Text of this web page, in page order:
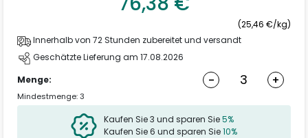
(25,46 €/kg)
Innerhalb von 72 Stunden zubereitet und versandt
Geschätzte Lieferung am 17.08.2026
Menge:
- +
Mindestmenge: 3
Kaufen Sie 3 und sparen Sie5%
Kaufen Sie 6 und sparen Sie10%